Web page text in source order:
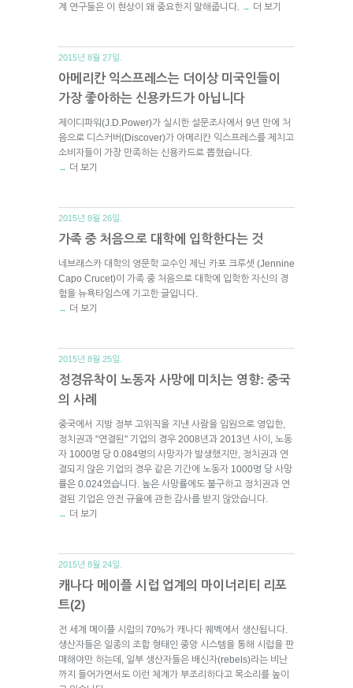
계 연구들은 이 현상이 왜 중요한지 말해줍니다.
→ 더 보기
2015년 8월 27일.
아메리칸 익스프레스는 더이상 미국인들이
가장 좋아하는 신용카드가 아닙니다
제이디파워(J.D.Power)가 실시한 설문조사에서 9년 만에 처
음으로 디스커버(Discover)가 아메리칸 익스프레스를 제치고
소비자들이 가장 만족하는 신용카드로 뽑혔습니다.
→ 더 보기
2015년 8월 26일.
가족 중 처음으로 대학에 입학한다는 것
네브래스카 대학의 영문학 교수인 제닌 카포 크루셋 (Jennine
Capo Crucet)이 가족 중 처음으로 대학에 입학한 자신의 경
험을 뉴욕타임스에 기고한 글입니다.
→ 더 보기
2015년 8월 25일.
정경유착이 노동자 사망에 미치는 영향: 중국
의 사례
중국에서 지방 정부 고위직을 지낸 사람을 임원으로 영입한,
정치권과 "연결된" 기업의 경우 2008년과 2013년 사이, 노동
자 1000명 당 0.084명의 사망자가 발생했지만, 정치권과 연
결되지 않은 기업의 경우 같은 기간에 노동자 1000명 당 사망
률은 0.024였습니다. 높은 사망률에도 불구하고 정치권과 연
결된 기업은 안전 규율에 관한 감사를 받지 않았습니다.
→ 더 보기
2015년 8월 24일.
캐나다 메이플 시럽 업계의 마이너리티 리포
트(2)
전 세계 메이플 시럽의 70%가 캐나다 퀘벡에서 생산됩니다.
생산자들은 일종의 조합 형태인 중앙 시스템을 통해 시럽을 판
매해야만 하는데, 일부 생산자들은 배신자(rebels)라는 비난
까지 들어가면서도 이런 체계가 부조리하다고 목소리를 높이